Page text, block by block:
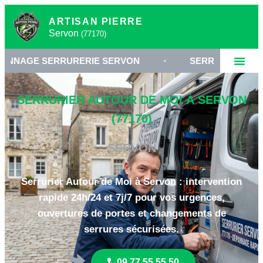
ARTISAN PIERRE
Servon (77170)
SERVON • SERRURIER 77170 •
SERRURIER AUTOUR DE MOI À SERVON
(77170)
SERVON
Serrurier Autour de Moi à Servon : intervention
rapide 24h/24 et 7j/7 pour vos urgences,
ouvertures de portes et changements de
serrures sécurisées.